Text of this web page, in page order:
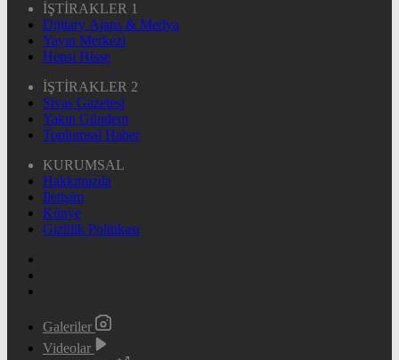
İŞTİRAKLER 1
Dijitary Ajans & Medya
Yayın Merkezi
Hepsi Hisse
İŞTİRAKLER 2
Sivas Gazetesi
Yakın Gündem
Toplumsal Haber
KURUMSAL
Hakkımızda
İletişim
Künye
Gizlilik Politikası
Galeriler
Videolar